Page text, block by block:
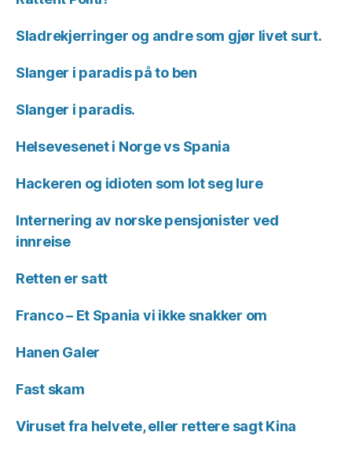
Sladrekjerringer og andre som gjør livet surt.
Slanger i paradis på to ben
Slanger i paradis.
Helsevesenet i Norge vs Spania
Hackeren og idioten som lot seg lure
Internering av norske pensjonister ved
innreise
Retten er satt
Franco – Et Spania vi ikke snakker om
Hanen Galer
Fast skam
Viruset fra helvete, eller rettere sagt Kina